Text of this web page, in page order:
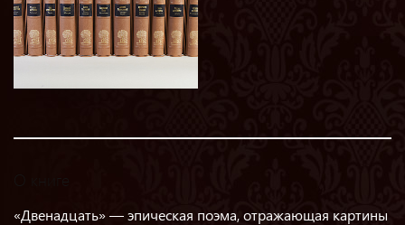
«Двенадцать» — эпическая поэма, отражающая картины